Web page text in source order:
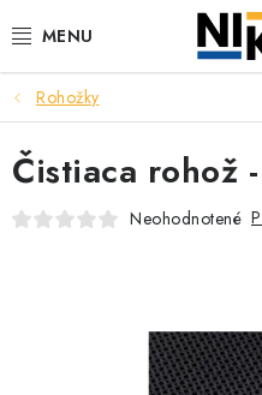
na
EKOLÓGIA
BEZPEČNOSŤ
ORGANIZÁCIA PREVÁDZKY
Obchodné podmienky
Rohožky
Čistiaca rohož
Neohodnotené